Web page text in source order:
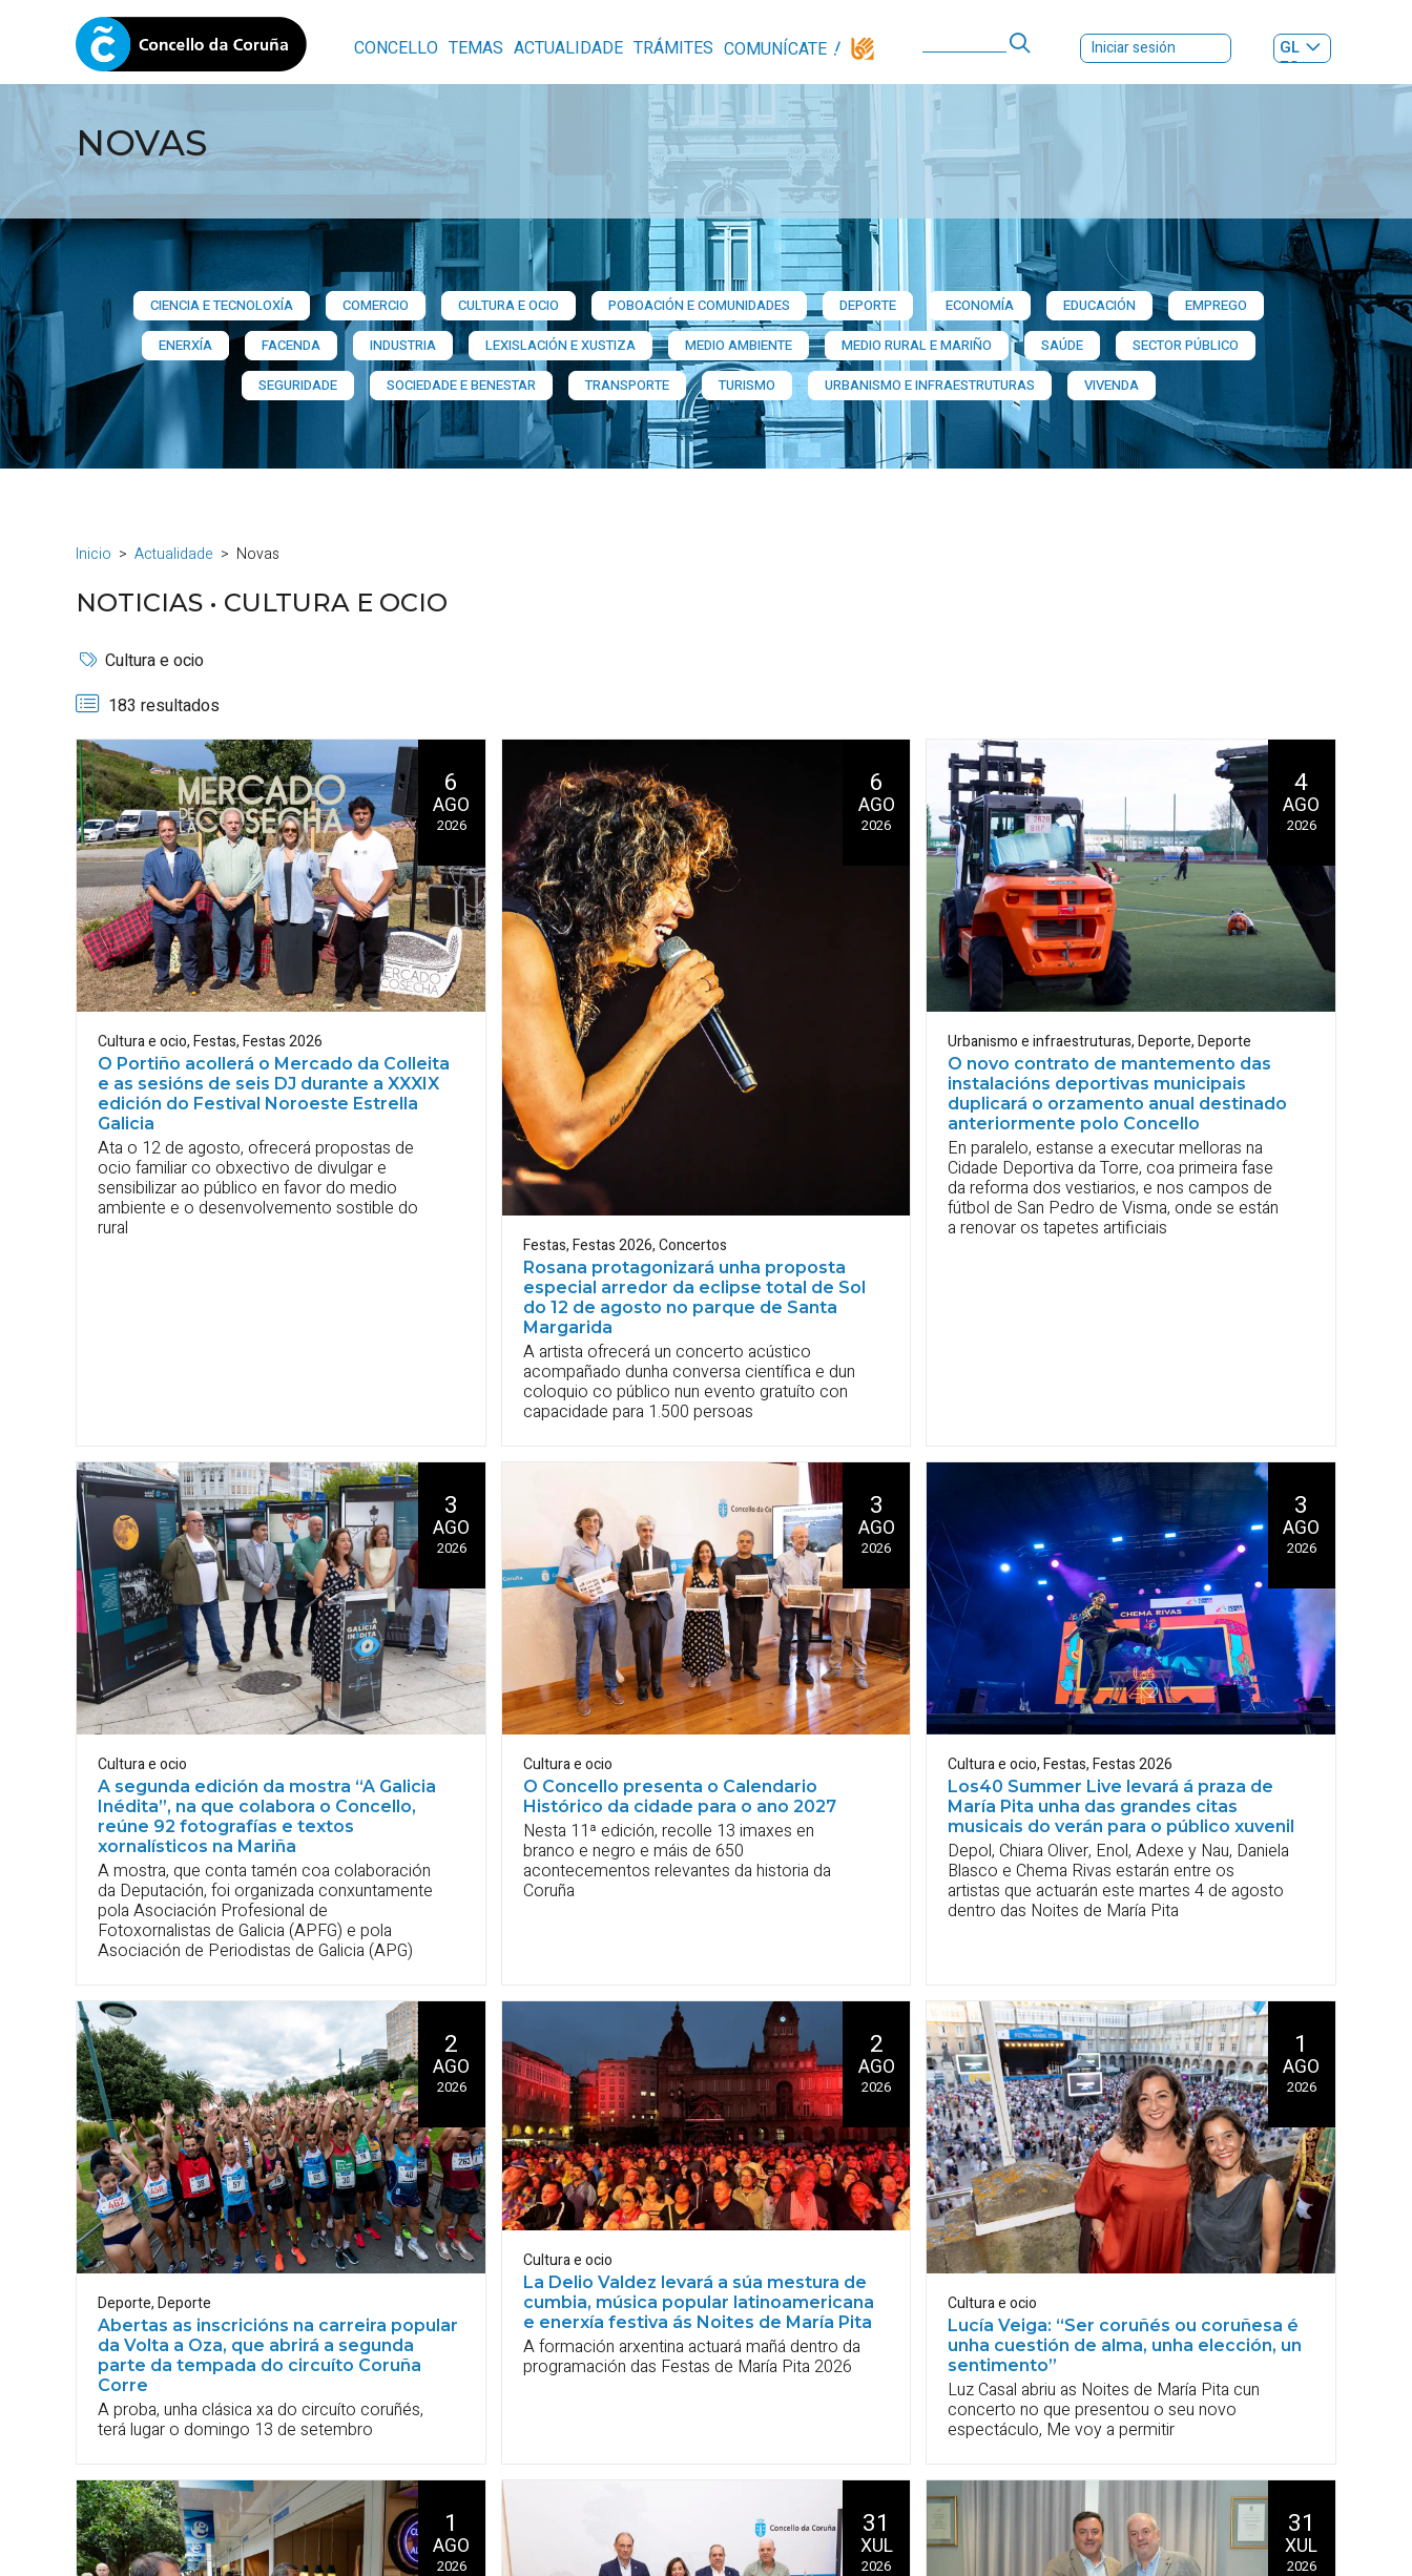
CONCELLO TEMAS ACTUALIDADE TRÁMITES COMUNÍCATE Iniciar sesión
GL
ES|
NOVAS
CIENCIA E TECNOLOXÍA COMERCIO CULTURA E OCIO POBOACIÓN E COMUNIDADES DEPORTE ECONOMÍA EDUCACIÓN
EMPREGO
ENERXÍA
FACENDA INDUSTRIA LEXISLACIÓN E XUSTIZA MEDIO AMBIENTE MEDIO RURAL E MARIÑO SAÚDE
SECTOR PÚBLICO
SEGURIDADE
SOCIEDADE E BENESTAR TRANSPORTE TURISMO URBANISMO E INFRAESTRUTURAS VIVENDA
Inicio Actualidade Novas
NOTICIAS • CULTURA E OCIO
Cultura e ocio
183 resultados
Cultura e ocio,Festas,Festas 2026
O Portiño acollerá o Mercado da Colleita
e as sesións de seis DJ durante a XXXIX
edición do Festival Noroeste Estrella
Galicia
6
AGO
2026
Ata o 12 de agosto, ofrecerá propostas de
ocio familiar co obxectivo de divulgar e
sensibilizar ao público en favor do medio
ambiente e o desenvolvemento sostible do
rural
Festas,Festas 2026,Concertos
Rosana protagonizará unha proposta
especial arredor da eclipse total de Sol
do 12 de agosto no parque de Santa
Margarida
6
AGO
2026
A artista ofrecerá un concerto acústico
acompañado dunha conversa científica e dun
coloquio co público nun evento gratuíto con
capacidade para 1.500 persoas
Urbanismo e infraestruturas,Deporte,Deporte
O novo contrato de mantemento das
instalacións deportivas municipais
duplicará o orzamento anual destinado
anteriormente polo Concello
4
AGO
2026
En paralelo, estanse a executar melloras na
Cidade Deportiva da Torre, coa primeira fase
da reforma dos vestiarios, e nos campos de
fútbol de San Pedro de Visma, onde se están
a renovar os tapetes artificiais
Cultura e ocio
A segunda edición da mostra “A Galicia
Inédita”, na que colabora o Concello,
reúne 92 fotografías e textos
xornalísticos na Mariña
3
AGO
2026
A mostra, que conta tamén coa colaboración
da Deputación, foi organizada conxuntamente
pola Asociación Profesional de
Fotoxornalistas de Galicia (APFG) e pola
Asociación de Periodistas de Galicia (APG)
Cultura e ocio
O Concello presenta o Calendario
Histórico da cidade para o ano 2027
3
AGO
2026
Nesta 11ª edición, recolle 13 imaxes en
branco e negro e máis de 650
acontecementos relevantes da historia da
Coruña
Cultura e ocio,Festas,Festas 2026
Los40 Summer Live levará á praza de
María Pita unha das grandes citas
musicais do verán para o público xuvenil
3
AGO
2026
Depol, Chiara Oliver, Enol, Adexe y Nau, Daniela
Blasco e Chema Rivas estarán entre os
artistas que actuarán este martes 4 de agosto
dentro das Noites de María Pita
Deporte,Deporte
Abertas as inscricións na carreira popular
da Volta a Oza, que abrirá a segunda
parte da tempada do circuíto Coruña
Corre
2
AGO
2026
A proba, unha clásica xa do circuíto coruñés,
terá lugar o domingo 13 de setembro
Cultura e ocio
La Delio Valdez levará a súa mestura de
cumbia, música popular latinoamericana
e enerxía festiva ás Noites de María Pita
2
AGO
2026
A formación arxentina actuará mañá dentro da
programación das Festas de María Pita 2026
Cultura e ocio
Lucía Veiga: “Ser coruñés ou coruñesa é
unha cuestión de alma, unha elección, un
sentimento”
1
AGO
2026
Luz Casal abriu as Noites de María Pita cun
concerto no que presentou o seu novo
espectáculo, Me voy a permitir
1
AGO
2026
31
XUL
2026
31
XUL
2026